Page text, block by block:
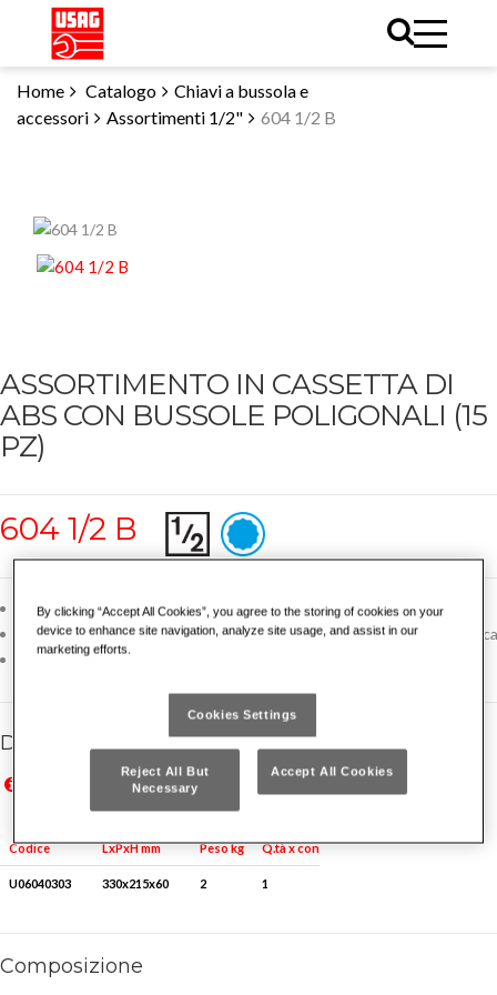
Home Catalogo
Chiavi a bussola e
accessori
Assortimenti 1/2" 604 1/2 B
ASSORTIMENTO IN CASSETTA DI
ABS CON BUSSOLE POLIGONALI (15
PZ)
604 1/2 B
Cassetta in ABS ad alta resistenza con sistema di chiusura rapida
Il modulo interno è studiato per essere modulare con i cassetti dei
Codice termoformato vuoto: U06040300Q
Dettagli famiglia
Prezzi in Euro IVA esclusa, validi solo per il mercato italiano
Prices in Euro VAT excluded, valid for Italian market only
Codice LxPxH mm Peso kg Q.tà x conf.
U06040303 330x215x60 2 1
Composizione
By clicking “Accept All Cookies”, you agree to the storing of cookies on your
device to enhance site navigation, analyze site usage, and assist in our
marketing efforts.
Cookies Settings
Reject All But
Necessary
Accept All Cookies